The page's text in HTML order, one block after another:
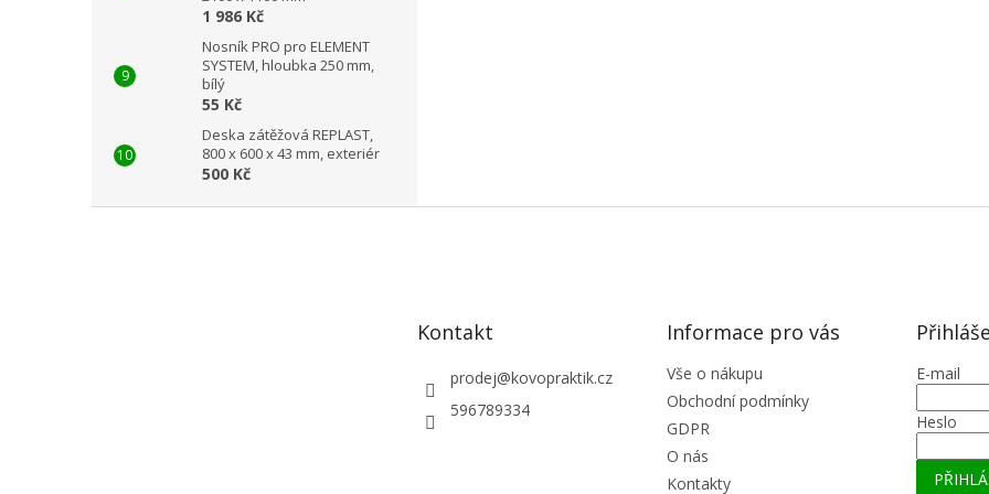
1 986 Kč
Nosník PRO pro ELEMENT
SYSTEM, hloubka 250 mm,
bílý
55 Kč
Deska zátěžová REPLAST,
800 x 600 x 43 mm, exteriér
500 Kč
Kontakt
prodej@kovopraktik.cz
596789334
Informace pro vás
Vše o nákupu
Obchodní podmínky
GDPR
O nás
Kontakty
E-mail
Heslo